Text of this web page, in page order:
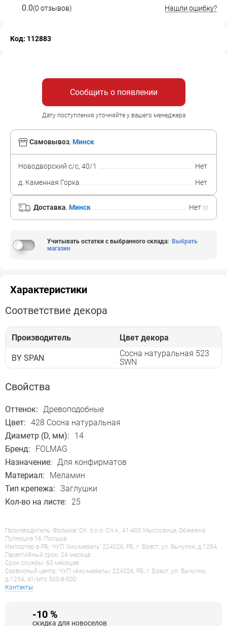
0.0(0 отзывов) Нашли ошибку?
Код: 112883
Сообщить о появлении
Дату поступления уточняйте у вашего менеджера
Самовывоз, Минск
Новодворский с/с, 40/1
Нет
д. Каменная Горка
Нет
Доставка, Минск Нет
Учитывать остатки с выбранного склада: Выбрать
магазин
Характеристики
Соответствие декора
Производитель Цвет декора
BY SPAN
Сосна натуральная 523
SWN
Свойства
Оттенок: Древоподобные
Цвет: 428 Сосна натуральная
Диаметр (D, мм):
14
Бренд:
FOLMAG
Назначение: Для конфирматов
Материал:
Меламин
Тип крепежа: Заглушки
Кол-во на листе:
25
Производитель: Фольмаг Сп. з о.о. Сп.к., 41-400 Мысловице, Обжежна
Пулноцна 16, Польша
Импортер в РБ: ЧУП "Акс-мебель" 224026, РБ, г. Брест, ул. Вычулки, д.129А
Гарантийный срок: 24 месяца
Срок службы: 60 месяцев
Сервисный центр: ЧУП «Акс-мебель», 224026, РБ, г. Брест, ул. Вычулки,
д.129А, a1/мтс 500-8-500
Контакты
-10 %
скидка для новоселов